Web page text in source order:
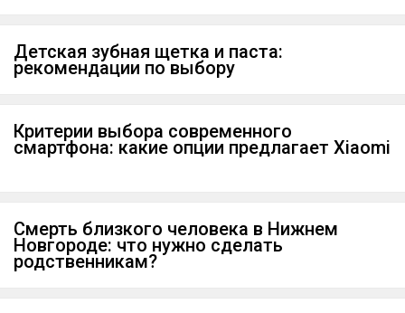
Детская зубная щетка и паста:
рекомендации по выбору
Критерии выбора современного
смартфона: какие опции предлагает Xiaomi
Смерть близкого человека в Нижнем
Новгороде: что нужно сделать
родственникам?